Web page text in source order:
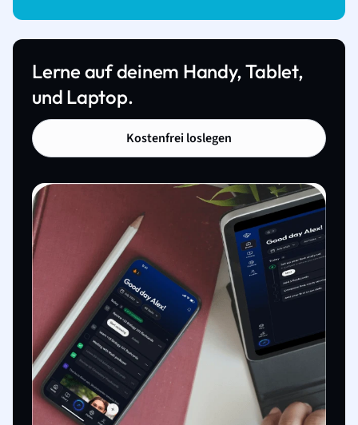
Lerne auf deinem Handy, Tablet,
und Laptop.
Kostenfrei loslegen